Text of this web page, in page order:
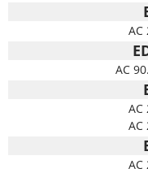
AC
AC
AC
AC
AC